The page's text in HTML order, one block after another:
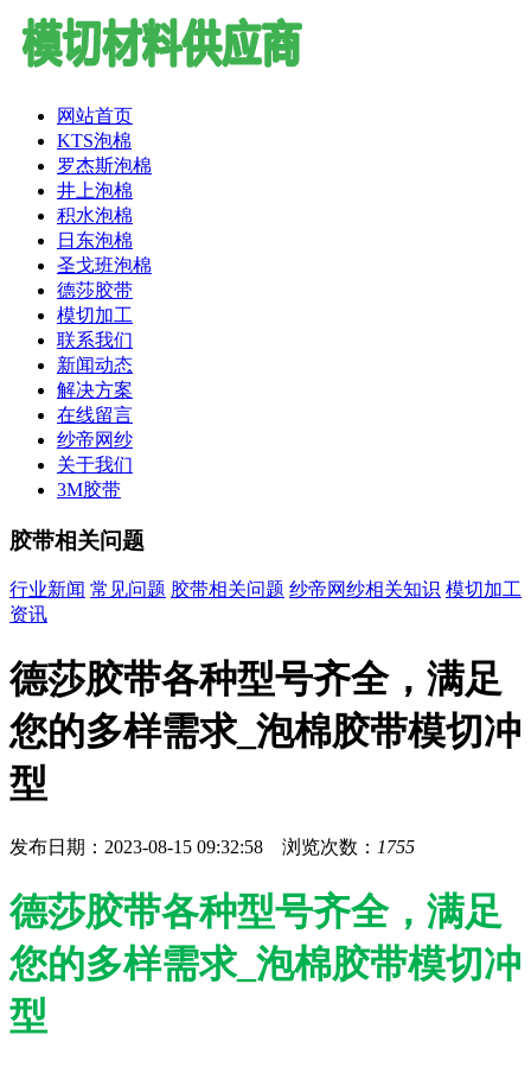
网站首页
KTS泡棉
罗杰斯泡棉
井上泡棉
积水泡棉
日东泡棉
圣戈班泡棉
德莎胶带
模切加工
联系我们
新闻动态
解决方案
在线留言
纱帝网纱
关于我们
3M胶带
胶带相关问题
行业新闻 常见问题 胶带相关问题 纱帝网纱相关知识 模切加工
资讯
德莎胶带各种型号齐全，满足
您的多样需求_泡棉胶带模切冲
型
发布日期：2023-08-15 09:32:58 浏览次数： 1755
德莎胶带各种型号齐全，满足
您的多样需求_泡棉胶带模切冲
型